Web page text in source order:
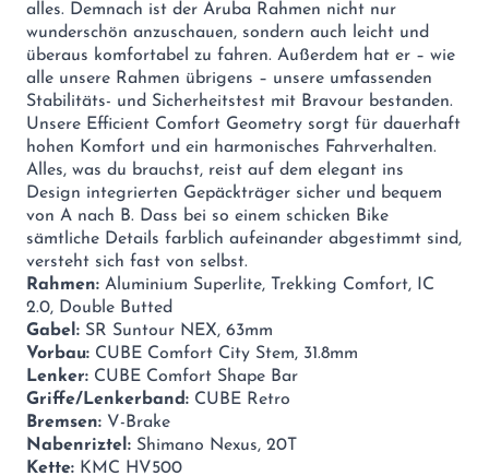
alles. Demnach ist der Aruba Rahmen nicht nur
wunderschön anzuschauen, sondern auch leicht und
überaus komfortabel zu fahren. Außerdem hat er – wie
alle unsere Rahmen übrigens – unsere umfassenden
Stabilitäts- und Sicherheitstest mit Bravour bestanden.
Unsere Efficient Comfort Geometry sorgt für dauerhaft
hohen Komfort und ein harmonisches Fahrverhalten.
Alles, was du brauchst, reist auf dem elegant ins
Design integrierten Gepäckträger sicher und bequem
von A nach B. Dass bei so einem schicken Bike
sämtliche Details farblich aufeinander abgestimmt sind,
versteht sich fast von selbst.
Rahmen: Aluminium Superlite, Trekking Comfort, IC
2.0, Double Butted
Gabel: SR Suntour NEX, 63mm
Vorbau: CUBE Comfort City Stem, 31.8mm
Lenker: CUBE Comfort Shape Bar
Griffe/Lenkerband: CUBE Retro
Bremsen: V-Brake
Nabenriztel: Shimano Nexus, 20T
Kette: KMC HV500